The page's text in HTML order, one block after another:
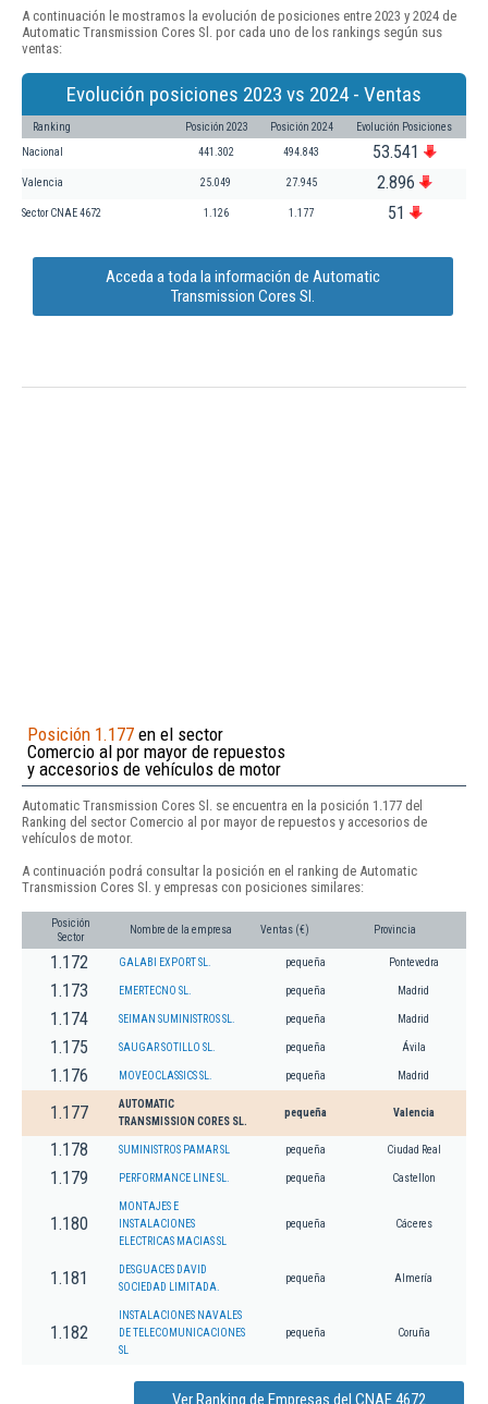
A continuación le mostramos la evolución de posiciones entre 2023 y 2024 de
Automatic Transmission Cores Sl. por cada uno de los rankings según sus
ventas:
Evolución posiciones 2023 vs 2024 - Ventas
Ranking Posición 2023 Posición 2024 Evolución Posiciones
Nacional 441.302 494.843 53.541
Valencia 25.049 27.945 2.896
Sector CNAE 4672 1.126 1.177 51
Acceda a toda la información de Automatic
Transmission Cores Sl.
Posición 1.177 en el sector
Comercio al por mayor de repuestos
y accesorios de vehículos de motor
Automatic Transmission Cores Sl. se encuentra en la posición 1.177 del
Ranking del sector Comercio al por mayor de repuestos y accesorios de
vehículos de motor.
A continuación podrá consultar la posición en el ranking de Automatic
Transmission Cores Sl. y empresas con posiciones similares:
Posición
Sector
Nombre de la empresa Ventas (€) Provincia
1.172 GALABI EXPORT SL. pequeña Pontevedra
1.173 EMERTECNO SL. pequeña Madrid
1.174 SEIMAN SUMINISTROS SL. pequeña Madrid
1.175 SAUGAR SOTILLO SL. pequeña Ávila
1.176 MOVEOCLASSICS SL. pequeña Madrid
1.177
AUTOMATIC
TRANSMISSION CORES SL.
pequeña Valencia
1.178 SUMINISTROS PAMAR SL pequeña Ciudad Real
1.179 PERFORMANCE LINE SL. pequeña Castellon
1.180
MONTAJES E
INSTALACIONES
ELECTRICAS MACIAS SL
pequeña Cáceres
1.181
DESGUACES DAVID
SOCIEDAD LIMITADA.
pequeña Almería
1.182
INSTALACIONES NAVALES
DE TELECOMUNICACIONES
SL
pequeña Coruña
Ver Ranking de Empresas del CNAE 4672